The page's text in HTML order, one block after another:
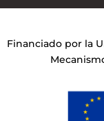
Financiado por la